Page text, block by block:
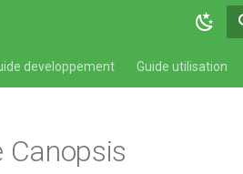
developpement Guide utilisation
Canopsis